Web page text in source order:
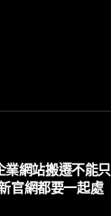
業網站搬遷不能只
官網都要一起處